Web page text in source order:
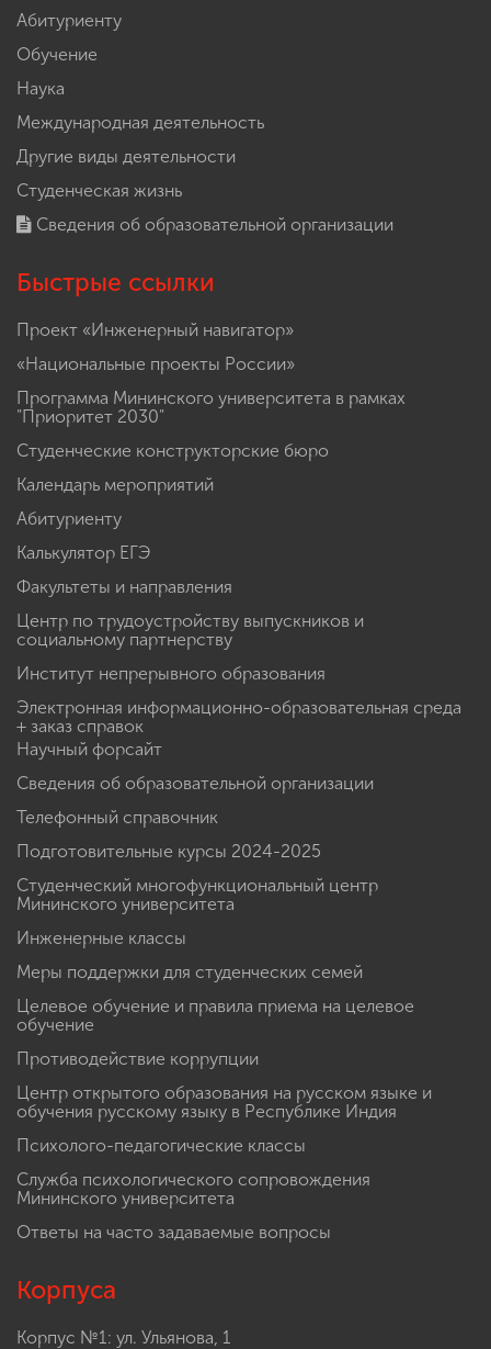
Абитуриенту
Обучение
Наука
Международная деятельность
Другие виды деятельности
Студенческая жизнь
Сведения об образовательной организации
Быстрые ссылки
Проект «Инженерный навигатор»
«Национальные проекты России»
Программа Мининского университета в рамках
"Приоритет 2030"
Студенческие конструкторские бюро
Календарь мероприятий
Абитуриенту
Калькулятор ЕГЭ
Факультеты и направления
Центр по трудоустройству выпускников и
социальному партнерству
Институт непрерывного образования
Электронная информационно-образовательная среда
+ заказ справок
Научный форсайт
Сведения об образовательной организации
Телефонный справочник
Подготовительные курсы 2024-2025
Студенческий многофункциональный центр
Мининского университета
Инженерные классы
Меры поддержки для студенческих семей
Целевое обучение и правила приема на целевое
обучение
Противодействие коррупции
Центр открытого образования на русском языке и
обучения русскому языку в Республике Индия
Психолого-педагогические классы
Служба психологического сопровождения
Мининского университета
Ответы на часто задаваемые вопросы
Корпуса
Корпус №1: ул. Ульянова, 1